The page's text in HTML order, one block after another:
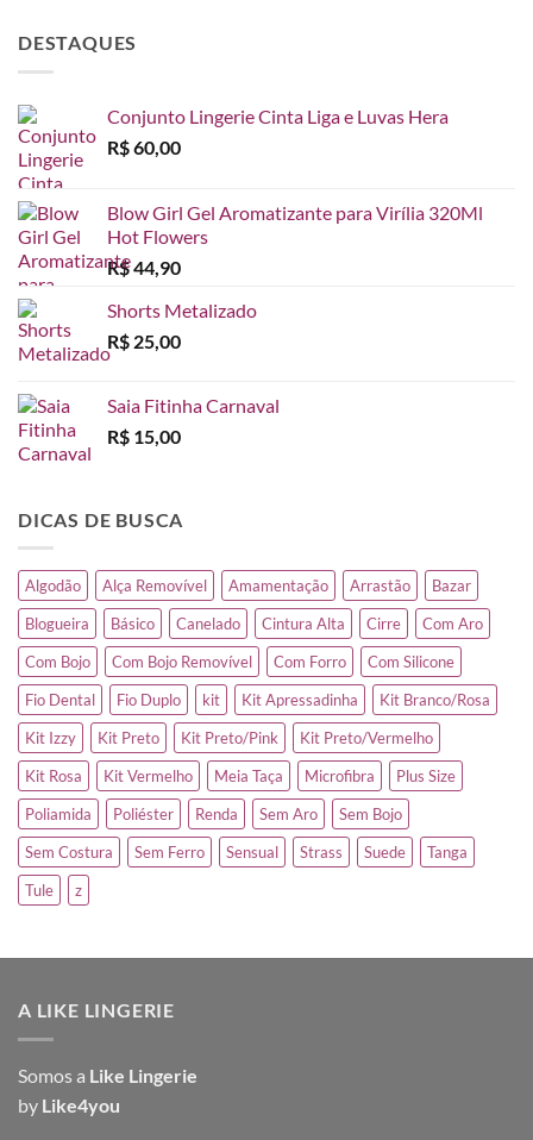
DESTAQUES
Conjunto Lingerie Cinta Liga e Luvas Hera
R$60,00
Blow Girl Gel Aromatizante para Virília 320Ml
Hot Flowers
R$44,90
Shorts Metalizado
R$ 25,00
Saia Fitinha Carnaval
R$ 15,00
DICAS DE BUSCA
Algodão Alça Removível Amamentação Arrastão
Bazar
Blogueira
Básico Canelado Cintura Alta Cirre
Com Aro
Com Bojo
Com Bojo Removível Com Forro
Com Silicone
Fio Dental
Fio Duplo kit Kit Apressadinha
Kit Branco/Rosa
Kit Izzy
Kit Preto Kit Preto/Pink
Kit Preto/Vermelho
Kit Rosa
Kit Vermelho Meia Taça Microfibra
Plus Size
Poliamida
Poliéster Renda Sem Aro
Sem Bojo
Sem Costura
Sem Ferro Sensual Strass Suede
Tanga
Tule
z
A LIKE LINGERIE
Somos a Like Lingerie
by Like4you